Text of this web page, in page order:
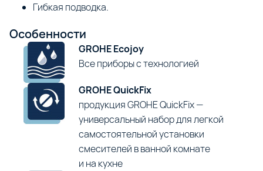
Гибкая подводка.
Особенности
GROHE Ecojoy
Все приборы с технологией
GROHE QuickFix
продукция GROHE QuickFix —
универсальный набор для легкой
самостоятельной установки
смесителей в ванной комнате
и на кухне